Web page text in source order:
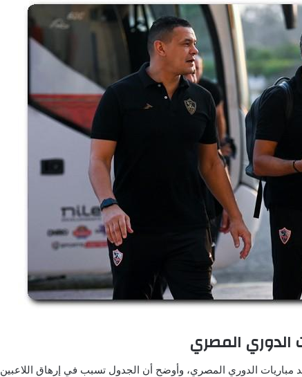
الدوري المصري
مباريات الدوري المصري، وأوضح أن الجدول تسبب في إرهاق اللاعبين